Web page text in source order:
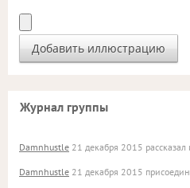
Журнал группы
Damnhustle 21 декабря 2015 рассказал
Damnhustle 21 декабря 2015